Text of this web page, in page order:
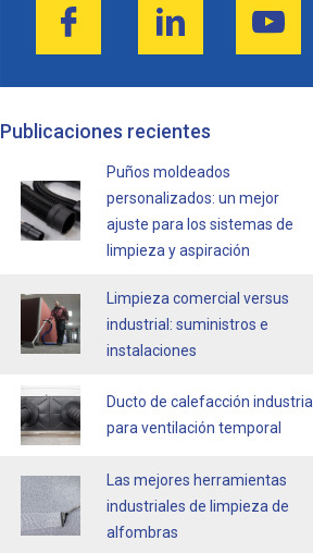
Publicaciones recientes
Puños moldeados
personalizados: un mejor
ajuste para los sistemas de
limpieza y aspiración
Limpieza comercial versus
industrial: suministros e
instalaciones
Ducto de calefacción industrial
para ventilación temporal
Las mejores herramientas
industriales de limpieza de
alfombras